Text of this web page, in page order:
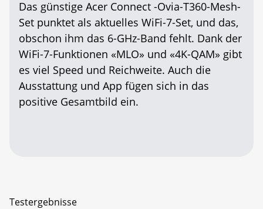
Das günstige Acer Connect -Ovia-T360-Mesh-
Set punktet als aktuelles WiFi-7-Set, und das,
obschon ihm das 6-GHz-Band fehlt. Dank der
WiFi-7-Funktionen «MLO» und «4K-QAM» gibt
es viel Speed und Reichweite. Auch die
Ausstattung und App fügen sich in das
positive Gesamtbild ein.
Testergebnisse